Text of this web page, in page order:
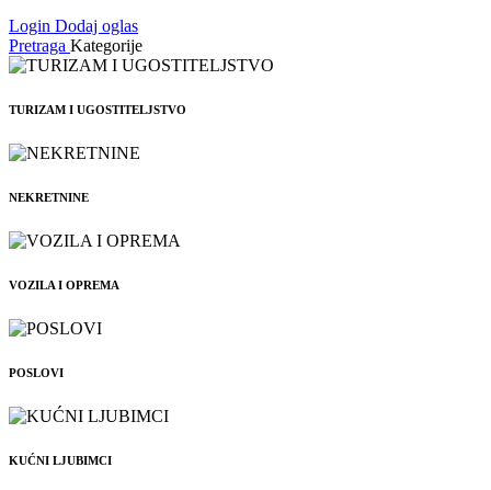
Login Dodaj oglas
Pretraga Kategorije
TURIZAM I UGOSTITELJSTVO
NEKRETNINE
VOZILA I OPREMA
POSLOVI
KUĆNI LJUBIMCI